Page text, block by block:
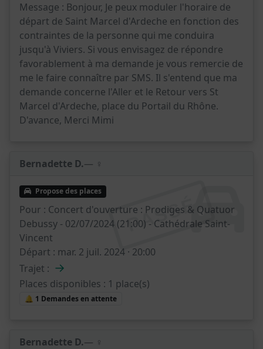
Message : Bonjour, Je peux moduler l'horaire de
départ de Saint Marcel d'Ardeche en fonction des
contraintes de la personne qui me conduira
jusqu'à Viviers. Si vous envisagez de répondre
favorablement à ma demande je vous remercie de
me le faire connaître par SMS. Il s'entend que ma
demande concerne l'Aller et le Retour vers St
Marcel d'Ardeche, place du Portail du Rhône.
D'avance, Merci Mimi
Bernadette D.— ♀️
PASSÉ
Propose des places
Pour : Concert d'ouverture : Prodiges & Quatuor
Debussy - 02/07/2024 (21:00) - Cathédrale Saint-
Vincent
Départ : mar. 2 juil. 2024 · 20:00
Trajet : →
Places disponibles : 1 place(s)
🔔 1 Demandes en attente
Bernadette D.— ♀️